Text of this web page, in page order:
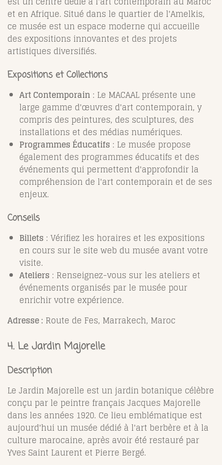
et en Afrique. Situé dans le quartier de l'Amelkis,
ce musée est un espace moderne qui accueille
des expositions innovantes et des projets
artistiques diversifiés.
Expositions et Collections
Art Contemporain : Le MACAAL présente une
large gamme d'œuvres d'art contemporain, y
compris des peintures, des sculptures, des
installations et des médias numériques.
Programmes Éducatifs : Le musée propose
également des programmes éducatifs et des
événements qui permettent d'approfondir la
compréhension de l'art contemporain et de ses
enjeux.
Conseils
Billets : Vérifiez les horaires et les expositions
en cours sur le site web du musée avant votre
visite.
Ateliers : Renseignez-vous sur les ateliers et
événements organisés par le musée pour
enrichir votre expérience.
Adresse : Route de Fes, Marrakech, Maroc
4. Le Jardin Majorelle
Description
Le Jardin Majorelle est un jardin botanique célèbre
conçu par le peintre français Jacques Majorelle
dans les années 1920. Ce lieu emblématique est
aujourd'hui un musée dédié à l'art berbère et à la
culture marocaine, après avoir été restauré par
Yves Saint Laurent et Pierre Bergé.